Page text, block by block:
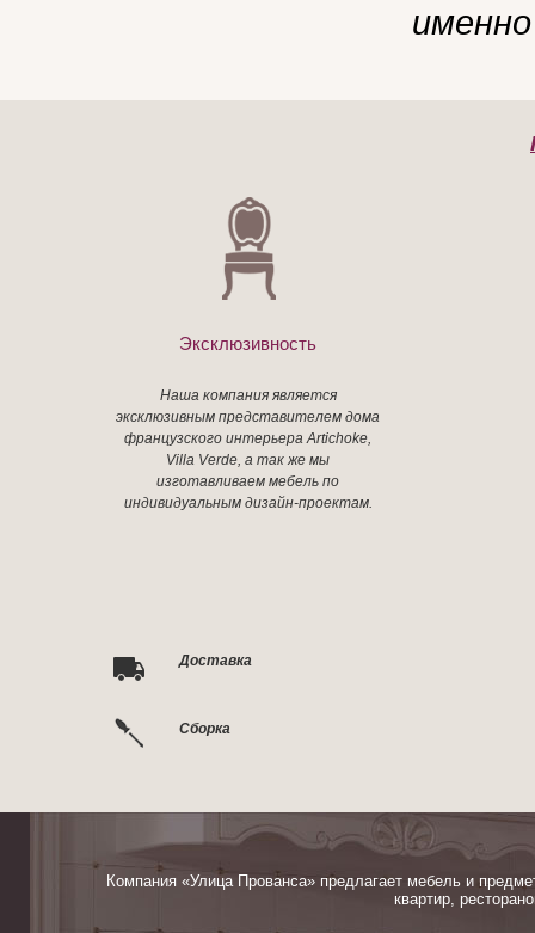
Эксклюзивность
Наша компания является
эксклюзивным представителем дома
французского интерьера Artichoke,
Villa Verde, а так же мы
изготавливаем мебель по
индивидуальным дизайн-проектам.
Доставка
Сборка
Компания «Улица Прованса» предлагает мебель и
квартир,